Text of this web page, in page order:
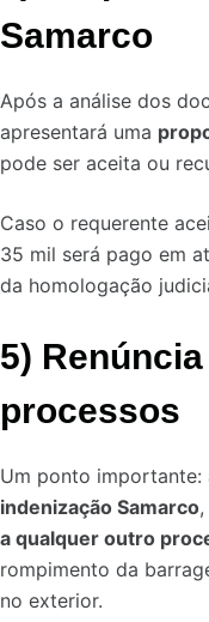
Samarco
Após a análise dos
apresentará uma
pode ser aceita ou
Caso o requerente
35 mil será pago em
da homologação
5)
processos
Um ponto importante:
indenização Samarco
a qualquer outro
rompimento da
no exterior.